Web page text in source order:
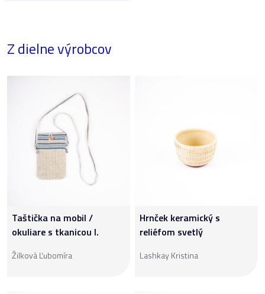
Z dielne výrobcov
Taštička na mobil /
okuliare s tkanicou I.
Žilková Ľubomíra
Hrnček keramický s
reliéfom svetlý
Lashkay Kristina